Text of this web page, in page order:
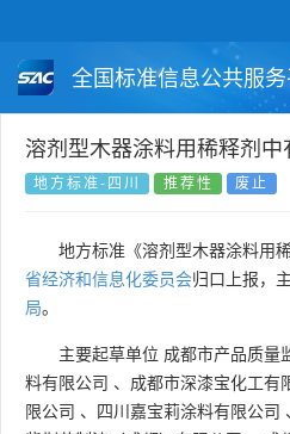
全国标准信息公共服
国家标准 行业标
国外标准 技术委
溶剂型木器涂料用稀释剂中
地方标准-四川 推荐性 废止
地方标准《溶剂型木器涂料用
省经济和信息化委员会归口上报，
局。
主要起草单位 成都市产品质量
料有限公司 、 成都市深漆宝化工有
限公司 、 四川嘉宝莉涂料有限公司